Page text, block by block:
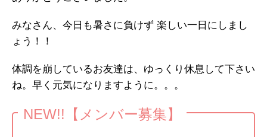
みなさん、今日も暑さに負けず 楽しい一日にしまし
ょう！！
体調を崩しているお友達は、ゆっくり休息して下さい
ね。早く元気になりますように。。。
NEW!!【メンバー募集】